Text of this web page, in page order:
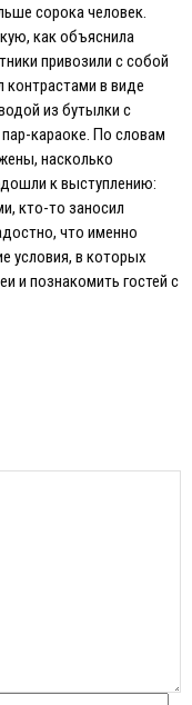
сорока человек.
как объяснила
привозили с собой
в виде
из бутылки с
караоке. По словам
насколько
к выступлению:
кто-то заносил
что именно
условия, в которых
и познакомить гостей с